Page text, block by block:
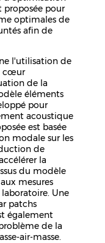
pour
optimales de
afin de
l'utilisation de
cœur
de la
éléments
pour
acoustique
est basée
modale sur les
de
la
du modèle
mesures
Une
patchs
également
de la
air-masse.